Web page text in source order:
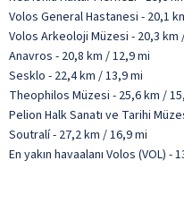
Volos General Hastanesi - 20,1
Volos Arkeoloji Müzesi - 20,3 km
Anavros - 20,8 km / 12,9 mi
Sesklo - 22,4 km / 13,9 mi
Theophilos Müzesi - 25,6 km /
Pelion Halk Sanatı ve Tarihi
Soutralí - 27,2 km / 16,9 mi
En yakın havaalanı Volos (VOL) -